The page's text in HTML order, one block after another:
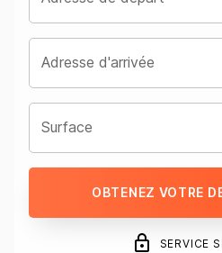
Adresse d'arrivée
Surface
OBTENEZ VOTRE
SERVICE